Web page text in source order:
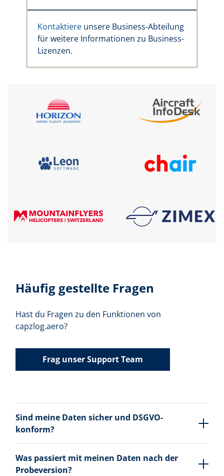
Kontaktiere unsere Business-Abteilung
für weitere Informationen zu Business-
Lizenzen.
Häufig gestellte Fragen
Hast du Fragen zu den Funktionen von
capzlog.aero?
Frag unser Support Team
Sind meine Daten sicher und DSGVO-
konform?
Was passiert mit meinen Daten nach der
Probeversion?